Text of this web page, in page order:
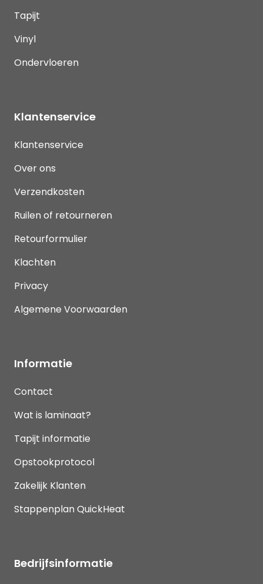
Tapijt
Vinyl
Ondervloeren
Klantenservice
Klantenservice
Over ons
Verzendkosten
Ruilen of retourneren
Retourformulier
Klachten
Privacy
Algemene Voorwaarden
Informatie
Contact
Wat is laminaat?
Tapijt informatie
Opstookprotocol
Zakelijk Klanten
Stappenplan QuickHeat
Bedrijfsinformatie